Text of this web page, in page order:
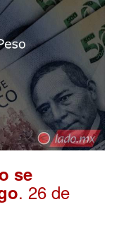
se
. 26 de